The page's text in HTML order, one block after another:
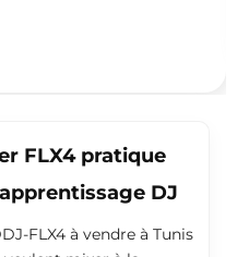
FLX4 pratique
DJ
FLX4 à vendre à Tunis